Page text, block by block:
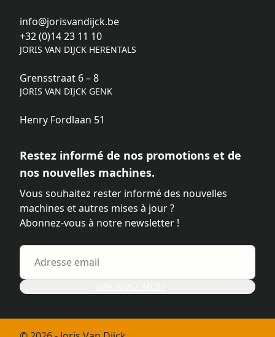
info@jorisvandijck.be
+32 (0)14 23 11 10
JORIS VAN DIJCK HERENTALS
Grensstraat 6 – 8
JORIS VAN DIJCK GENK
Henry Fordlaan 51
Restez informé de nos promotions et de
nos nouvelles machines.
Vous souhaitez rester informé des nouvelles
machines et autres mises à jour ?
Abonnez-vous à notre newsletter !